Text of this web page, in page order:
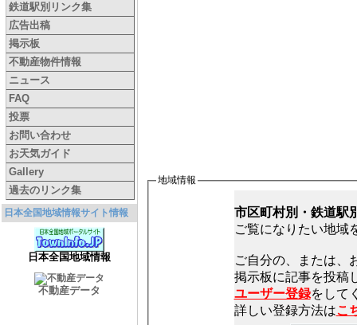
鉄道駅別リンク集
広告出稿
掲示板
不動産物件情報
ニュース
FAQ
投票
お問い合わせ
お天気ガイド
Gallery
過去のリンク集
日本全国地域情報サイト情報
日本全国地域情報
不動産データ
地域情報
市区町村別・鉄道駅
ご覧になりたい地域
ご自分の、または、
ユーザー登録をして
詳しい登録方法はこ